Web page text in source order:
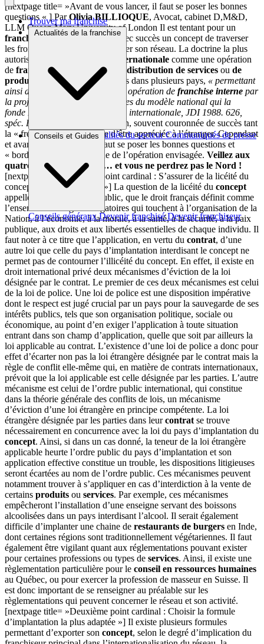
Trouver ma franchise
Actualités de la franchise
Brèves et actus Actualités du secteur Communiqués de presse
Conseils et Guides
Conseils généraux Devenir franchisé Devenir franchiseur
[nextpage title= »Avant de vous lancer, il faut se poser les bonnes
questions « ] ParOlivia BILLIOQUE, Avocat, cabinet D,M&D,
LLM Queen Mary University of London Il est tentant pour un
franchiseurayant développé avec succès un concept de traverser
les frontières pour internationaliser son réseau. La doctrine la plus
autorisée définit la
internationale comme une opération
de franchise de production distribution de services ou de
produits
qui développe ses effets dans plusieurs pays, « permettant
ainsi d’assurer l’extension d’une opération de franchise interne par
la projection au-delà des frontières du modèle national qui la
fonde »
D. Ferrier, La franchise internationale, JDI 1988. 626,
spéc. P. 627, n°4
). Belle ambition, souvent couronnée de succès tant
la « french touch » continue d’être appréciée à l’étranger. Cependant
et avant de vous lancer, il faut se poser les bonnes questions et
« border » le cadre juridique de l’opération envisagée. Veillez aux
quatre points cardinaux … et vous ne perdrez pas le Nord !
[nextpage title= »Premier point cardinal : S’assurer de la licéité du
concept dans le pays cible »] La question de la licéité du concept
appelle la notion d’ordre public, que le droit français définit comme
l’ensemble des règles obligatoires qui touchent à l’organisation de la
Nation, à l’économie, à la morale, à la santé, à la sécurité, à la paix
publique, aux droits et aux libertés essentielles de chaque individu. Il
faut noter à ce titre que l’application, en vertu du contrat, d’une
autre loi que celle du pays d’implantation interdisant le concept ne
permet pas de contourner l’illicéité du concept. En effet, il existe en
droit international privé deux mécanismes d’éviction de la loi
désignée par le contrat. Le premier de ces deux mécanismes est celui
de la loi de police. Une loi de police est une disposition impérative
dont le respect est jugé crucial par un pays pour la sauvegarde de ses
intérêts publics, tels que son organisation politique, sociale ou
économique, au point d’en exiger l’application à toute situation
entrant dans son champ d’application, quelle que soit par ailleurs la
loi applicable au contrat. L’existence d’une loi de police a donc pour
effet d’écarter non pas la loi étrangère désignée par le contrat mais la
règle de conflit elle-même qui, en matière de contrats internationaux,
prévoit que la loi applicable est celle désignée par les parties. L’autre
mécanisme est celui de l’ordre public international, qui constitue
dans la théorie générale des conflits de lois, un mécanisme
d’éviction d’une loi étrangère en principe compétente. La loi
étrangère désignée par les parties dans leurcontrat se trouve
nécessairement en concurrence avec la loi du pays d’implantation du
concept. Ainsi, si dans un cas donné, la teneur de la loi étrangère
applicable heurte l’ordre public du pays d’implantation et son
application effective constitue un trouble, les dispositions litigieuses
seront écartées au nom de l’ordre public. Ces mécanismes peuvent
notamment trouver à s’appliquer en cas d’interdiction à la vente de
certains produits ou services. Par exemple, ces mécanismes
empêcheront l’installation d’une enseigne servant des boissons
alcoolisées dans un pays interdisant l’alcool. Il serait également
difficile d’implanter une chaine de restaurants de burgers en Inde,
dont certaines régions sont traditionnellement végétariennes. Il faut
également être vigilant quant aux réglementations pouvant exister
pour certaines professions ou types de services. Ainsi, il existe une
règlementation particulière pour le conseil en ressources humaines
au Québec, ou pour exercer la profession de masseur en Suisse. Il
est donc important de se renseigner au préalable sur les
règlementations qui peuvent concerner le réseau et son activité.
[nextpage title= »Deuxième point cardinal : Choisir la formule
d’implantation la plus adaptée »] Il existe plusieurs formules
permettant d’exporter son concept, selon le degré d’implication du